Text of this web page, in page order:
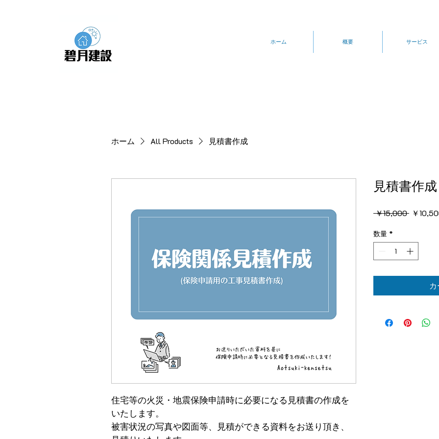
ホーム 概要 サービス
ホーム All Products 見積書作成
住宅等の火災・地震保険申請時に必要になる見積書の作成を
いたします。
被害状況の写真や図面等、見積ができる資料をお送り頂き、
見積書作成
￥15,000 通
格
￥
数量 *